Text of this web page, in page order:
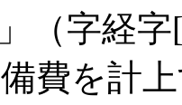
（字経
費を計